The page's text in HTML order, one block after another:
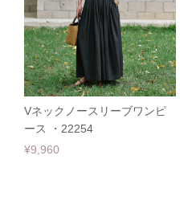
Vネックノースリーブワンピ
ース ・22254
¥9,960